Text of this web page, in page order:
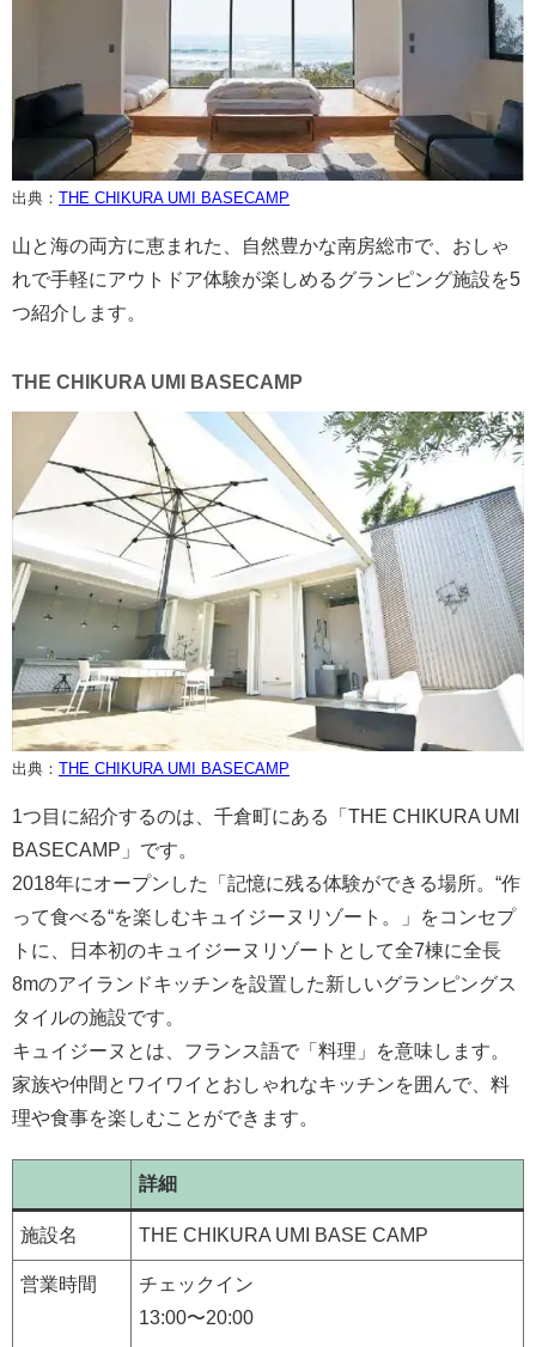
出典： THE CHIKURA UMI BASECAMP
山と海の両方に恵まれた、自然豊かな南房総市で、おしゃ
れで手軽にアウトドア体験が楽しめるグランピング施設を5
つ紹介します。
THE CHIKURA UMI BASECAMP
出典： THE CHIKURA UMI BASECAMP
1つ目に紹介するのは、千倉町にある「THE CHIKURA UMI
BASECAMP」です。
2018年にオープンした「記憶に残る体験ができる場所。“作
って食べる“を楽しむキュイジーヌリゾート。」をコンセプ
トに、日本初のキュイジーヌリゾートとして全7棟に全長
8mのアイランドキッチンを設置した新しいグランピングス
タイルの施設です。
キュイジーヌとは、フランス語で「料理」を意味します。
家族や仲間とワイワイとおしゃれなキッチンを囲んで、料
理や食事を楽しむことができます。
詳細
施設名 THE CHIKURA UMI BASE CAMP
営業時間
チェックイン
13:00〜20:00